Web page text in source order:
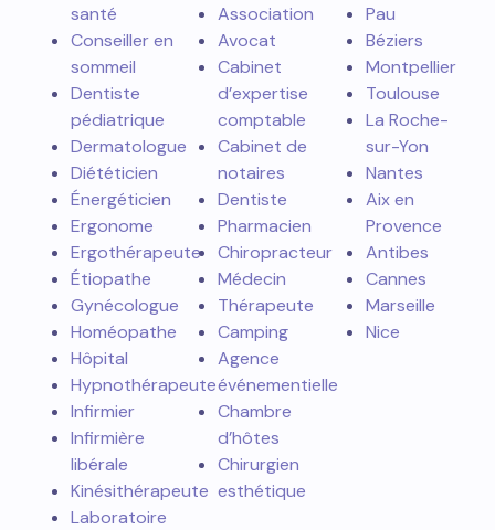
santé
Conseiller en
sommeil
Dentiste
pédiatrique
Dermatologue
Diététicien
Énergéticien
Ergonome
Ergothérapeute
Étiopathe
Gynécologue
Homéopathe
Hôpital
Hypnothérapeute
Infirmier
Infirmière
libérale
Kinésithérapeute
Laboratoire
Association
Avocat
Cabinet
d’expertise
comptable
Cabinet de
notaires
Dentiste
Pharmacien
Chiropracteur
Médecin
Thérapeute
Camping
Agence
événementielle
Chambre
d’hôtes
Chirurgien
esthétique
Pau
Béziers
Montpellier
Toulouse
La Roche-
sur-Yon
Nantes
Aix en
Provence
Antibes
Cannes
Marseille
Nice